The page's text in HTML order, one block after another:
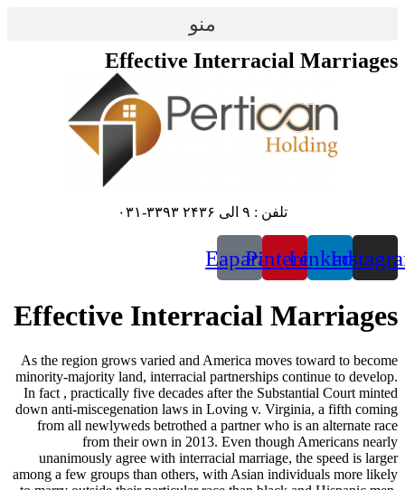
منو
Effective Interracial Marriages
تلفن : ۹ الی ۲۴۳۶ ۳۳۹۳-۰۳۱
Linkedin
Pinterest
Eaparat
Effective Interracial Marriages
As the region grows varied and America moves toward to become
minority-majority land, interracial partnerships continue to develop.
In fact , practically five decades after the Substantial Court minted
down anti-miscegenation laws in Loving v. Virginia, a fifth coming
from all newlyweds betrothed a partner who is an alternate race
from their own in 2013. Even though Americans nearly
unanimously agree with interracial marriage, the speed is larger
among a few groups than others, with Asian individuals more likely